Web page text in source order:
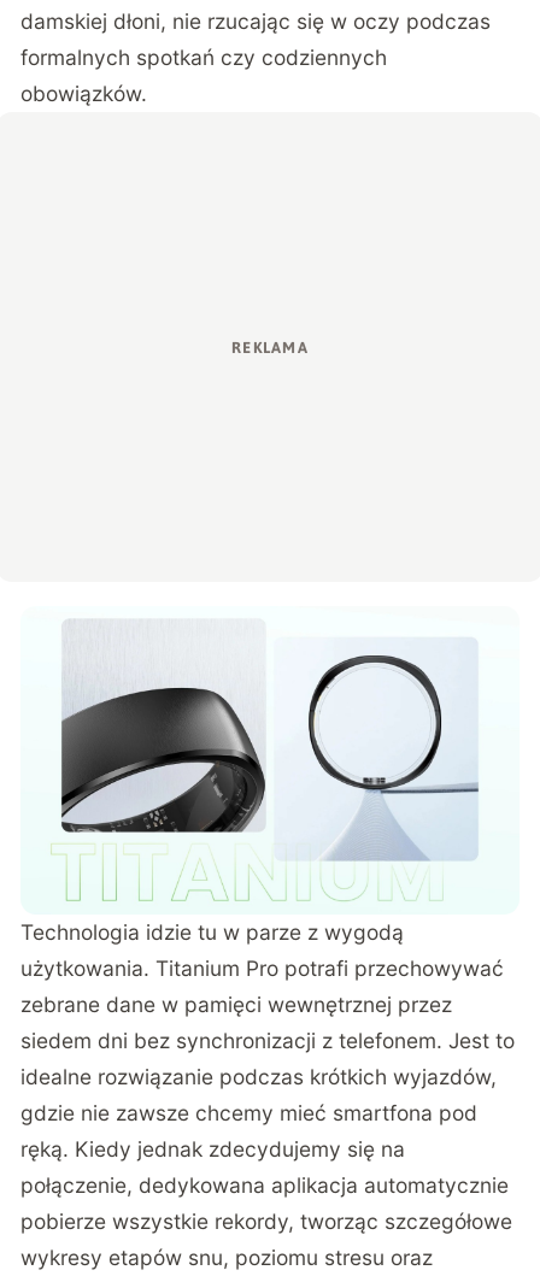
damskiej dłoni, nie rzucając się w oczy podczas
formalnych spotkań czy codziennych
obowiązków.
Technologia idzie tu w parze z wygodą
użytkowania. Titanium Pro potrafi przechowywać
zebrane dane w pamięci wewnętrznej przez
siedem dni bez synchronizacji z telefonem. Jest to
idealne rozwiązanie podczas krótkich wyjazdów,
gdzie nie zawsze chcemy mieć smartfona pod
ręką. Kiedy jednak zdecydujemy się na
połączenie, dedykowana aplikacja automatycznie
pobierze wszystkie rekordy, tworząc szczegółowe
wykresy etapów snu, poziomu stresu oraz